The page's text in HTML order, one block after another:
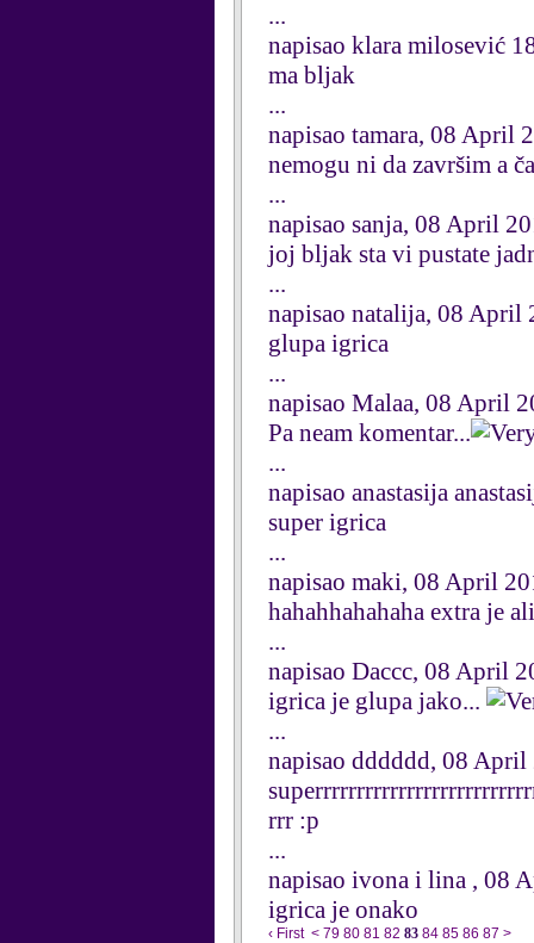
...
napisao klara milosević
ma bljak
...
napisao tamara, 08 April
nemogu ni da završim a
...
napisao sanja, 08 April
joj bljak sta vi pustate
...
napisao natalija, 08 April
glupa igrica
...
napisao Malaa, 08 April
Pa neam komentar...
...
napisao anastasija
super igrica
...
napisao maki, 08 April
hahahhahahaha extra je
...
napisao Daccc, 08 April
igrica je glupa jako...
...
napisao dddddd, 08 April
rrr :p
...
napisao ivona i lina , 08
igrica je onako
‹ First < 79 80 81 82 83 84 85 86 87 >